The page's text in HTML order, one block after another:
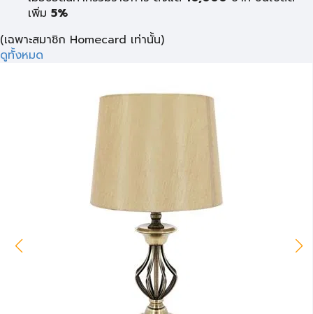
เพิ่ม 5%
(เฉพาะสมาชิก Homecard เท่านั้น)
ดูทั้งหมด